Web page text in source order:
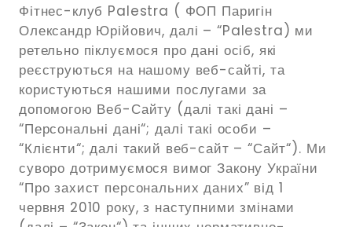
Фітнес-клуб Palestra ( ФОП Паригін
Олександр Юрійович, далі – “Palestra) ми
ретельно піклуємося про дані осіб, які
реєструються на нашому веб-сайті, та
користуються нашими послугами за
допомогою Веб-Сайту (далі такі дані –
“Персональні дані“; далі такі особи –
“Клієнти“; далі такий веб-сайт – “Сайт“). Ми
суворо дотримуємося вимог Закону України
“Про захист персональних даних” від 1
червня 2010 року, з наступними змінами